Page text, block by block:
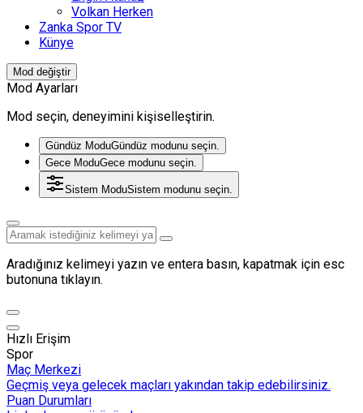
Volkan Herken
Zanka Spor TV
Künye
Mod değiştir
Mod Ayarları
Mod seçin, deneyimini kişiselleştirin.
Gündüz ModuGündüz modunu seçin.
Gece ModuGece modunu seçin.
Sistem ModuSistem modunu seçin.
Aradığınız kelimeyi yazın ve entera basın, kapatmak için esc
butonuna tıklayın.
Hızlı Erişim
Spor
Maç Merkezi
Geçmiş veya gelecek maçları yakından takip edebilirsiniz.
Puan Durumları